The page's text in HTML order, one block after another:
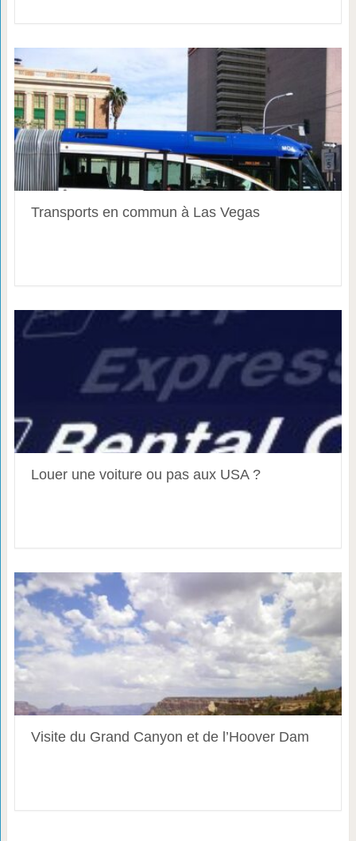
Transports en commun à Las Vegas
Louer une voiture ou pas aux USA ?
Visite du Grand Canyon et de l’Hoover Dam